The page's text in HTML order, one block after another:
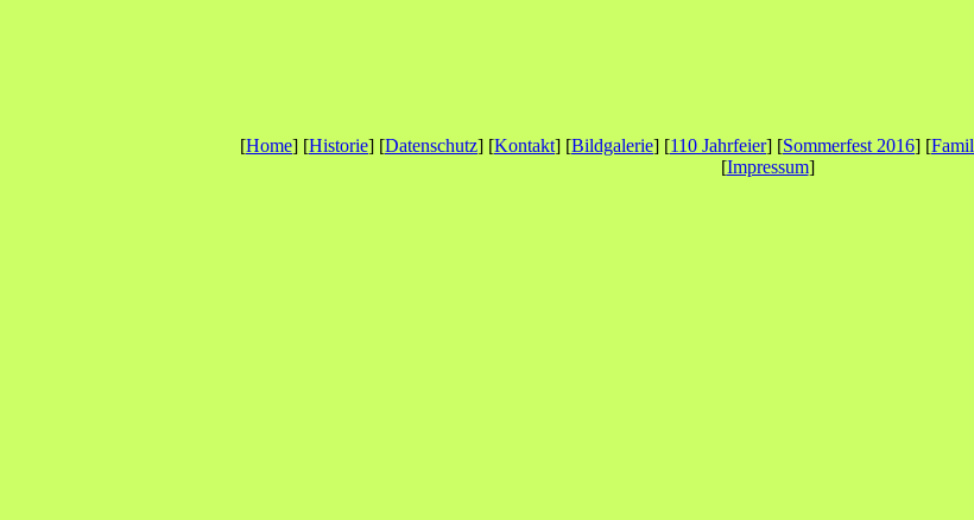
[Home] [Historie] [Datenschutz] [Kontakt] [Bildgalerie] [110 Jahrfeier] [Sommerfest 2016] [
[Impressum]